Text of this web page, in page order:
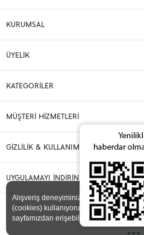
KURUMSAL
ÜYELİK
KATEGORİLER
MÜŞTERİ HİZMETLERİ
GİZLİLİK & KULLANIM
UYGULAMAYI İNDİRİN
Alışveriş deneyiminizi iyileştirmek için
(cookies) kullanıyoruz. Detaylı bilgiye
sayfamızdan erişebilirsiniz.